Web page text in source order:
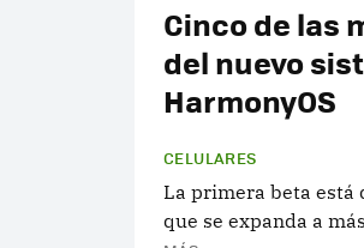
Cinco de las
del nuevo
HarmonyOS
CELULARES
La primera beta está
que se expanda a